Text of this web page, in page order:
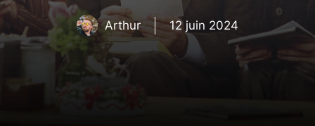
Arthur 12 juin 2024